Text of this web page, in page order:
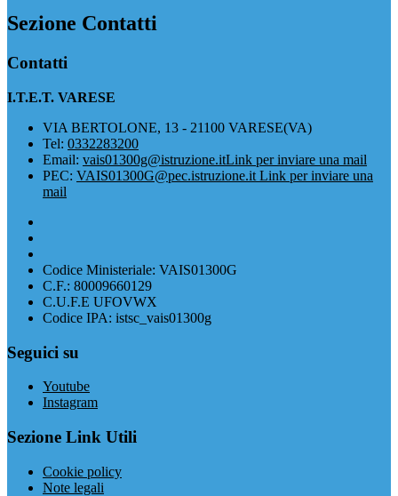
Sezione Contatti
Contatti
I.T.E.T. VARESE
VIA BERTOLONE, 13 - 21100 VARESE(VA)
Tel: 0332283200
Email: vais01300g@istruzione.itLink per inviare una mail
PEC: VAIS01300G@pec.istruzione.it Link per inviare una
mail
Codice Ministeriale: VAIS01300G
C.F.: 80009660129
C.U.F.E UFOVWX
Codice IPA: istsc_vais01300g
Seguici su
Youtube
Instagram
Sezione Link Utili
Cookie policy
Note legali